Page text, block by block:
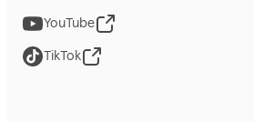
YouTube
TikTok